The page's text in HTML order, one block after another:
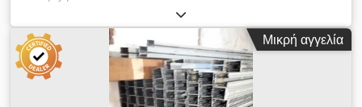
6326, 6328, 30224, 30315, 30316, 30324, 30328, 30330,
32221, 32315, 32316, 32317 Έτος κατασκευής:
αχρησιμοποίητο Βάρος (kg) περίπου 11360 Κατασκευάζεται
στην Κίνα Σχόλια Συσκευασμένα ή τυλιγμένα, συσκευασμένα
σε χαρτοκιβώτια ανά πολλά τεμάχια Κατάσταση πώλησης
Πωλείται μόνο ως πλήρης ποσότητα
Μικρή αγγελία